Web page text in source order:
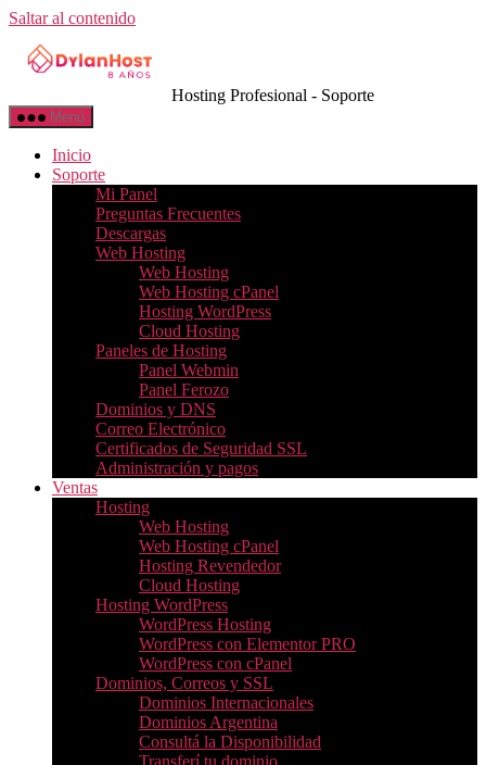
Saltar al contenido
Hosting Profesional - Soporte
Menú
Inicio
Soporte
Mi Panel
Preguntas Frecuentes
Descargas
Web Hosting
Web Hosting
Web Hosting cPanel
Hosting WordPress
Cloud Hosting
Paneles de Hosting
Panel Webmin
Panel Ferozo
Dominios y DNS
Correo Electrónico
Certificados de Seguridad SSL
Administración y pagos
Ventas
Hosting
Web Hosting
Web Hosting cPanel
Hosting Revendedor
Cloud Hosting
Hosting WordPress
WordPress Hosting
WordPress con Elementor PRO
WordPress con cPanel
Dominios, Correos y SSL
Dominios Internacionales
Dominios Argentina
Consultá la Disponibilidad
Transferí tu dominio